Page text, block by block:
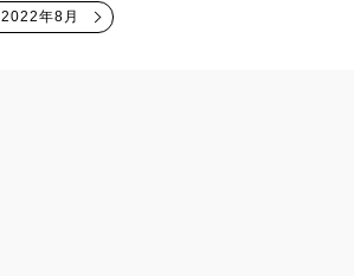
2022年8月